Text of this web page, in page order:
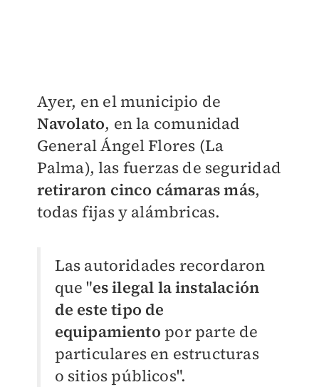
Ayer, en el municipio de
Navolato, en la comunidad
General Ángel Flores (La
Palma), las fuerzas de seguridad
retiraron cinco cámaras más,
todas fijas y alámbricas.
Las autoridades recordaron
que "es ilegal la instalación
de este tipo de
equipamiento por parte de
particulares en estructuras
o sitios públicos".